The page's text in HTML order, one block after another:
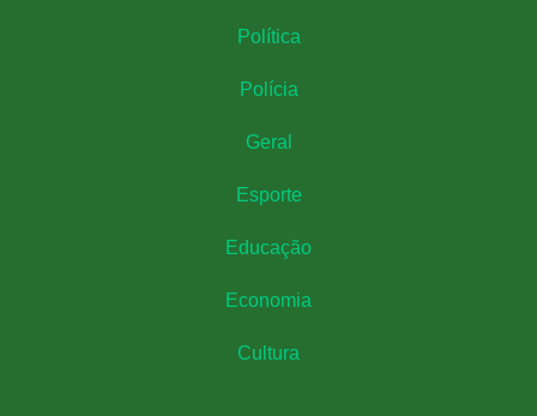
Política
Polícia
Geral
Esporte
Educação
Economia
Cultura